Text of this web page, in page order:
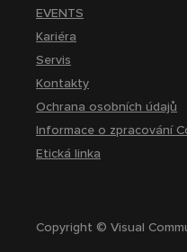
EVENTS
Kariéra
Servis
Kontakty
Ochrana osobních údajů
Informace o zpracování
Etická linka
Copyright © Visual